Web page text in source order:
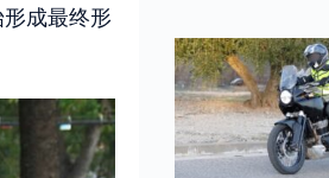
成最终形